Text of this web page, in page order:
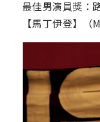
最佳男演員獎：
【馬丁伊登】